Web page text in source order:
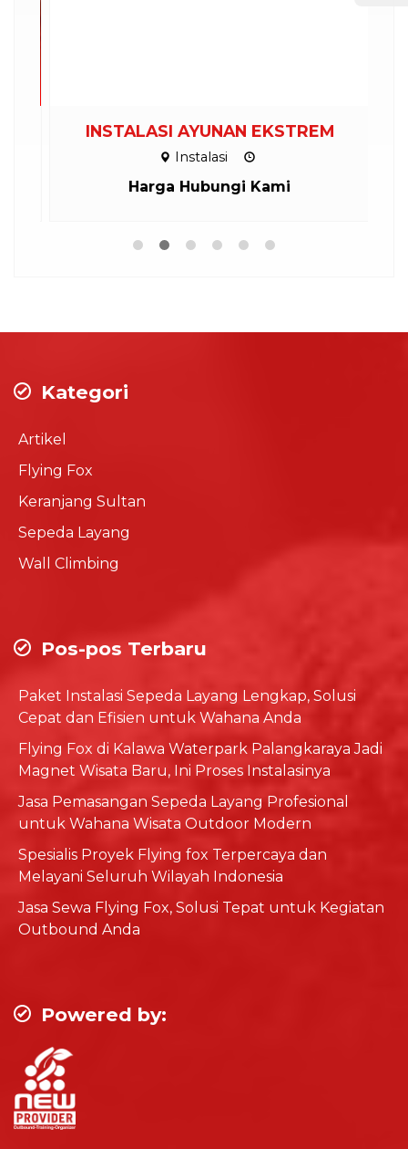
INSTALASI AYUNAN EKSTREM
Instalasi
Harga Hubungi Kami
Kategori
Artikel
Flying Fox
Keranjang Sultan
Sepeda Layang
Wall Climbing
Pos-pos Terbaru
Paket Instalasi Sepeda Layang Lengkap, Solusi
Cepat dan Efisien untuk Wahana Anda
Flying Fox di Kalawa Waterpark Palangkaraya Jadi
Magnet Wisata Baru, Ini Proses Instalasinya
Jasa Pemasangan Sepeda Layang Profesional
untuk Wahana Wisata Outdoor Modern
Spesialis Proyek Flying fox Terpercaya dan
Melayani Seluruh Wilayah Indonesia
Jasa Sewa Flying Fox, Solusi Tepat untuk Kegiatan
Outbound Anda
Powered by: